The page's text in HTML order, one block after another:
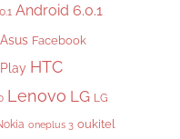
Android 6.0.1
Asus Facebook
HTC
Lenovo LG LG
oneplus 3 oukitel